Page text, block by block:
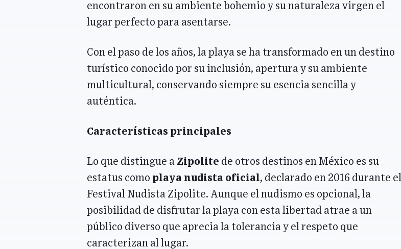
encontraron en su ambiente bohemio y su naturaleza virgen el
lugar perfecto para asentarse.
Con el paso de los años, la playa se ha transformado en un destino
turístico conocido por su inclusión, apertura y su ambiente
multicultural, conservando siempre su esencia sencilla y
auténtica.
Características principales
Lo que distingue a Zipolite de otros destinos en México es su
estatus como playa nudista oficial, declarado en 2016 durante el
Festival Nudista Zipolite. Aunque el nudismo es opcional, la
posibilidad de disfrutar la playa con esta libertad atrae a un
público diverso que aprecia la tolerancia y el respeto que
caracterizan al lugar.